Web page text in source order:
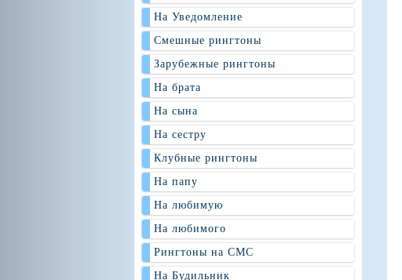
На Уведомление
Смешные рингтоны
Зарубежные рингтоны
На брата
На сына
На сестру
Клубные рингтоны
На папу
На любимую
На любимого
Рингтоны на СМС
На Будильник